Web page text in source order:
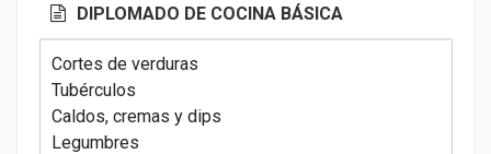
DIPLOMADO DE COCINA BÁSICA
Cortes de verduras
Tubérculos
Caldos, cremas y dips
Legumbres